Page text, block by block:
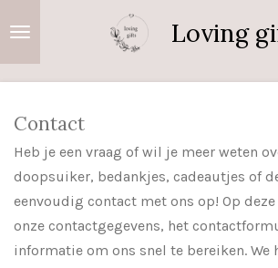
hoofdinhoud
Loving
Contact
Heb je een vraag of wil je meer weten
doopsuiker, bedankjes, cadeautjes of
eenvoudig contact met ons op! Op
onze contactgegevens, het
informatie om ons snel te bereiken. We